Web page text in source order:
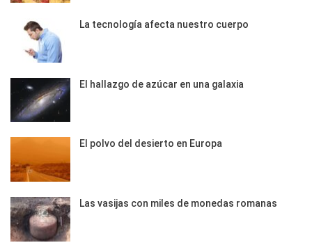
La tecnología afecta nuestro cuerpo
El hallazgo de azúcar en una galaxia
El polvo del desierto en Europa
Las vasijas con miles de monedas romanas